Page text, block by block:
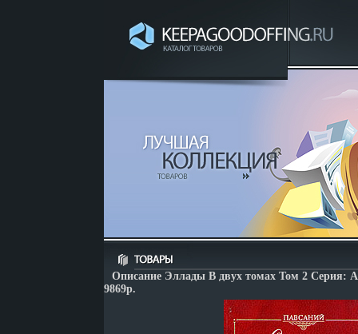
Описание Эллады В двух томах Том 2 Серия:
9869p.